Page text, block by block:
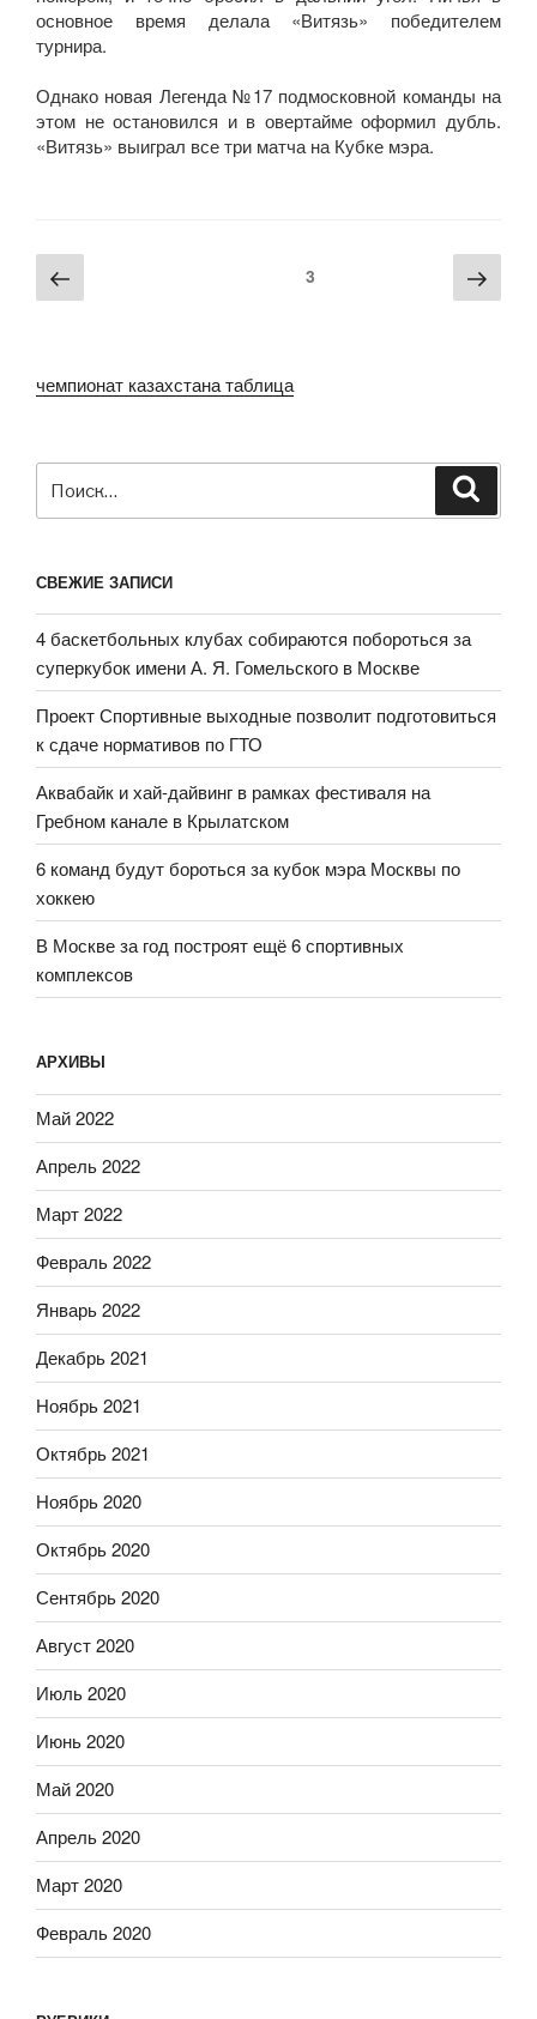
основное время делала «Витязь» победителем
турнира.
Однако новая Легенда №17 подмосковной команды на
этом не остановился и в овертайме оформил дубль.
«Витязь» выиграл все три матча на Кубке мэра.
Пагинация
записей
Предыдущая
страница
Страница3
чемпионат казахстана таблица
СВЕЖИЕ ЗАПИСИ
4 баскетбольных клубах собираются побороться за
суперкубок имени А. Я. Гомельского в Москве
Проект Спортивные выходные позволит подготовиться
к сдаче нормативов по ГТО
Аквабайк и хай-дайвинг в рамках фестиваля на
Гребном канале в Крылатском
6 команд будут бороться за кубок мэра Москвы по
хоккею
В Москве за год построят ещё 6 спортивных
комплексов
АРХИВЫ
Май 2022
Апрель 2022
Март 2022
Февраль 2022
Январь 2022
Декабрь 2021
Ноябрь 2021
Октябрь 2021
Ноябрь 2020
Октябрь 2020
Сентябрь 2020
Август 2020
Июль 2020
Июнь 2020
Май 2020
Апрель 2020
Март 2020
Февраль 2020